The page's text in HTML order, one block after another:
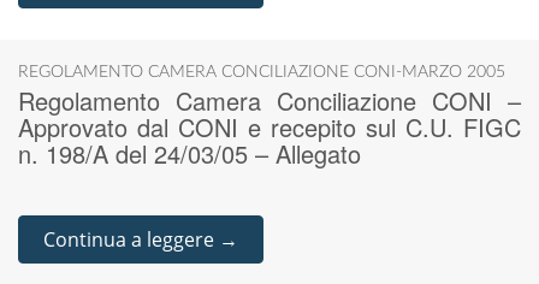
REGOLAMENTO CAMERA CONCILIAZIONE CONI-MARZO 2005
Regolamento Camera Conciliazione CONI –
Approvato dal CONI e recepito sul C.U. FIGC
n. 198/A del 24/03/05 – Allegato
Continua a leggere →